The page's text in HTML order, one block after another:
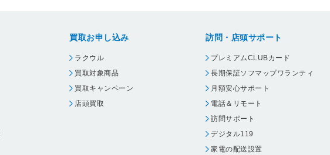
買取お申し込み
ラクウル
買取対象商品
買取キャンペーン
店頭買取
訪問・店頭サポート
プレミアムCLUBカード
長期保証ソフマップワランティ
月額安心サポート
電話＆リモート
訪問サポート
デジタル119
家電の配送設置